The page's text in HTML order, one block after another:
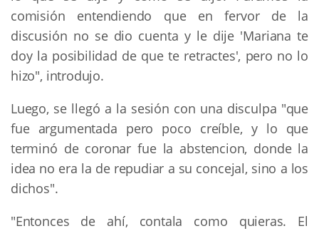
comisión entendiendo que en fervor de la
discusión no se dio cuenta y le dije 'Mariana te
doy la posibilidad de que te retractes', pero no lo
hizo", introdujo.
Luego, se llegó a la sesión con una disculpa "que
fue argumentada pero poco creíble, y lo que
terminó de coronar fue la abstencion, donde la
idea no era la de repudiar a su concejal, sino a los
dichos".
"Entonces de ahí, contala como quieras. El